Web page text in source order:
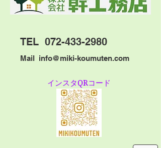
TEL 072-433-2980
Mail info@miki-koumuten.com
​インスタQRコード